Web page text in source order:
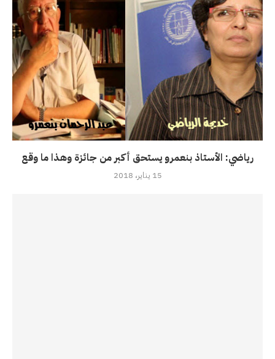
رياضي: الأستاذ بنعمرو يستحق أكبر من جائزة وهذا ما وقع
15 يناير، 2018